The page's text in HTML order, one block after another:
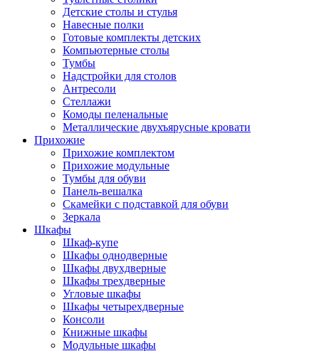
Детские столы и стулья
Навесные полки
Готовые комплекты детских
Компьютерные столы
Тумбы
Надстройки для столов
Антресоли
Стеллажи
Комоды пеленальные
Металлические двухъярусные кровати
Прихожие
Прихожие комплектом
Прихожие модульные
Тумбы для обуви
Панель-вешалка
Скамейки с подставкой для обуви
Зеркала
Шкафы
Шкаф-купе
Шкафы однодверные
Шкафы двухдверные
Шкафы трехдверные
Угловые шкафы
Шкафы четырехдверные
Консоли
Книжные шкафы
Модульные шкафы